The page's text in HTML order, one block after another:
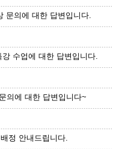
문의에 대한 답변입니다.
수업에 대한 답변입니다.
의에 대한 답변입니다~
정 안내드립니다.